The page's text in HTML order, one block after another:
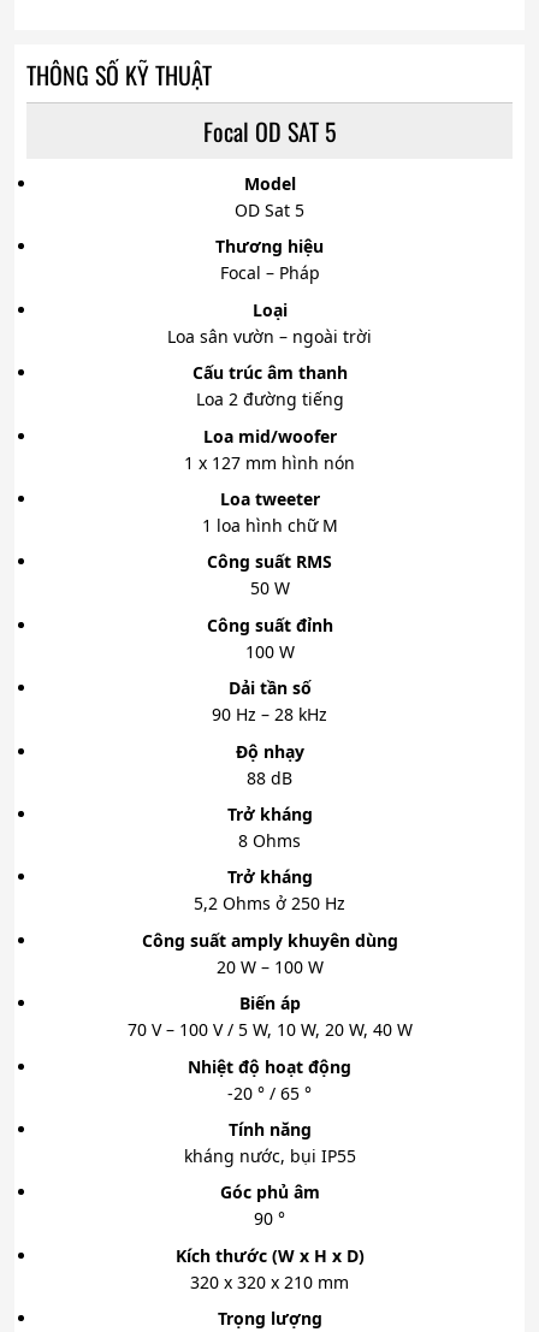
THÔNG SỐ KỸ THUẬT
Focal OD SAT 5
Model
OD Sat 5
Thương hiệu
Focal – Pháp
Loại
Loa sân vườn – ngoài trời
Cấu trúc âm thanh
Loa 2 đường tiếng
Loa mid/woofer
1 x 127 mm hình nón
Loa tweeter
1 loa hình chữ M
Công suất RMS
50 W
Công suất đỉnh
100 W
Dải tần số
90 Hz – 28 kHz
Độ nhạy
88 dB
Trở kháng
8 Ohms
Trở kháng
5,2 Ohms ở 250 Hz
Công suất amply khuyên dùng
20 W – 100 W
Biến áp
70 V – 100 V / 5 W, 10 W, 20 W, 40 W
Nhiệt độ hoạt động
-20 ° / 65 °
Tính năng
kháng nước, bụi IP55
Góc phủ âm
90 °
Kích thước (W x H x D)
320 x 320 x 210 mm
Trọng lượng